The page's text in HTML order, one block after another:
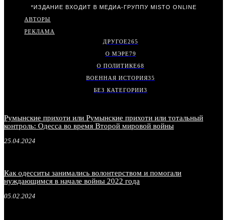
*ИЗДАНИЕ ВХОДИТ В МЕДИА-ГРУППУ MISTO ONLINE
АВТОРЫ
РЕКЛАМА
ДРУГОЕ265
О МЭРЕ79
О ПОЛИТИКЕ68
ВОЕННАЯ ИСТОРИЯ35
БЕЗ КАТЕГОРИИ3
Румынские прихоти или Румынские прихоти или тотальный
контроль: Одесса во время Второй мировой войны
25.04.2024
Как одесситы занимались волонтерством и помогали
нуждающимся в начале войны 2022 года
05.02.2024